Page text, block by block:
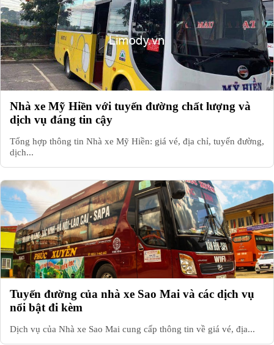
Nhà xe Mỹ Hiền với tuyến đường chất lượng và
dịch vụ đáng tin cậy
Tổng hợp thông tin Nhà xe Mỹ Hiền: giá vé, địa chỉ, tuyến đường,
dịch...
Tuyến đường của nhà xe Sao Mai và các dịch vụ
nổi bật đi kèm
Dịch vụ của Nhà xe Sao Mai cung cấp thông tin về giá vé, địa...